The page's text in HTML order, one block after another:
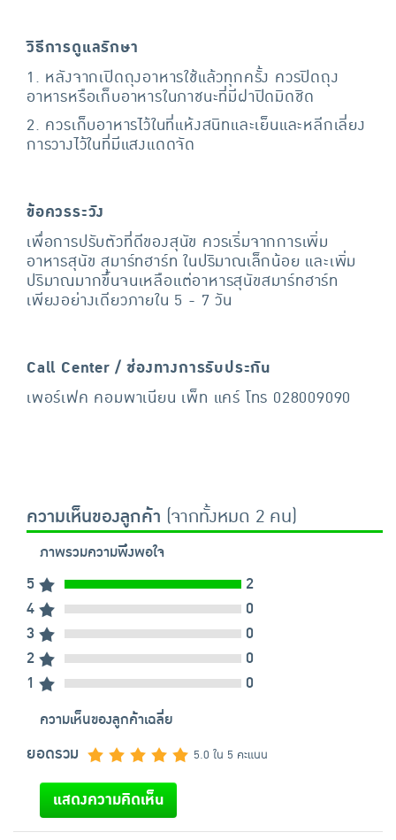
วิธีการดูแลรักษา
1. หลังจากเปิดถุงอาหารใช้แล้วทุกครั้ง ควรปิดถุง
อาหารหรือเก็บอาหารในภาชนะที่มีฝาปิดมิดชิด
2. ควรเก็บอาหารไว้ในที่แห้งสนิทและเย็นและหลีกเลี่ยง
การวางไว้ในที่มีแสงแดดจัด
ข้อควรระวัง
เพื่อการปรับตัวที่ดีของสุนัข ควรเริ่มจากการเพิ่ม
อาหารสุนัข สมาร์ทฮาร์ท ในปริมาณเล็กน้อย และเพิ่ม
ปริมาณมากขึ้นจนเหลือแต่อาหารสุนัขสมาร์ทฮาร์ท
เพียงอย่างเดียวภายใน 5 - 7 วัน
Call Center / ช่องทางการรับประกัน
เพอร์เฟค คอมพาเนียน เพ็ท แคร์ โทร 028009090
ความเห็นของลูกค้า (จากทั้งหมด 2 คน)
ภาพรวมความพึงพอใจ
5
2
4
0
3
0
2
0
1
0
ความเห็นของลูกค้าเฉลี่ย
ยอดรวม 5.0 ใน 5 คะแนน
แสดงความคิดเห็น